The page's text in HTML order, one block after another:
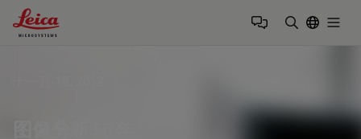
Leica Microsystems Logo